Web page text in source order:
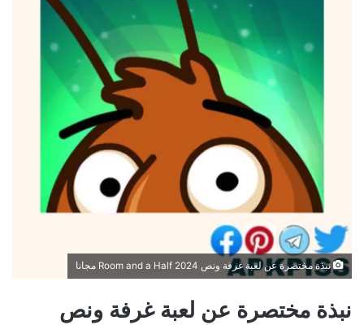
نبذة مختصرة عن لعبة غرفة ونص Room and a Half 2024 مجانا
نبذة مختصرة عن لعبة غرفة ونص